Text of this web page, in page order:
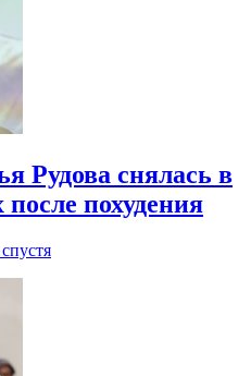
Рудова снялась в
после похудения